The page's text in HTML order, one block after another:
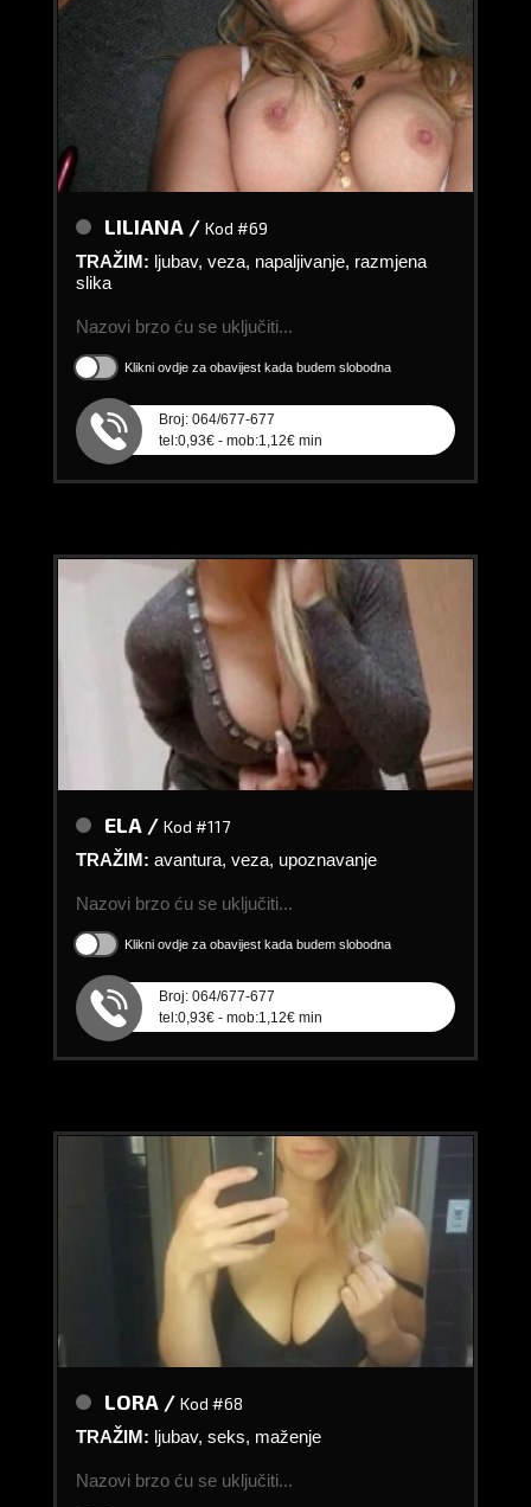
LILIANA / Kod #69
TRAŽIM: ljubav, veza, napaljivanje, razmjena
slika
Nazovi brzo ću se uključiti...
Klikni ovdje za obavijest kada budem slobodna
Broj: 064/677-677
tel:0,93€ - mob:1,12€ min
ELA / Kod #117
TRAŽIM: avantura, veza, upoznavanje
Nazovi brzo ću se uključiti...
Klikni ovdje za obavijest kada budem slobodna
Broj: 064/677-677
tel:0,93€ - mob:1,12€ min
LORA / Kod #68
TRAŽIM: ljubav, seks, maženje
Nazovi brzo ću se uključiti...